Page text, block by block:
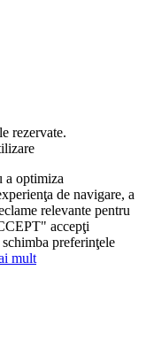
rezervate.
a optimiza
de navigare, a
relevante pentru
accepţi
preferinţele
mult